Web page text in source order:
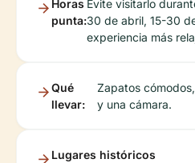
Horas
punta:
Evite visitarlo
30 de abril, 15-30
experiencia más
Qué
llevar:
Zapatos
y una cámara.
Lugares históricos